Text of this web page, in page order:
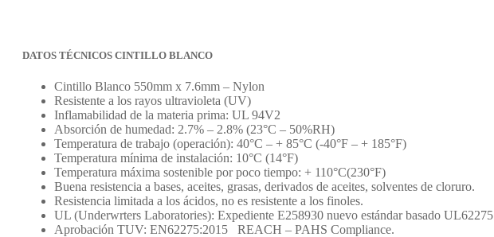
DATOS TÉCNICOS CINTILLO BLANCO
Cintillo Blanco 550mm x 7.6mm – Nylon
Resistente a los rayos ultravioleta (UV)
Inflamabilidad de la materia prima: UL 94V2
Absorción de humedad: 2.7% – 2.8% (23°C – 50%RH)
Temperatura de trabajo (operación): 40°C – + 85°C (-40°F – + 185°F)
Temperatura mínima de instalación: 10°C (14°F)
Temperatura máxima sostenible por poco tiempo: + 110°C(230°F)
Buena resistencia a bases, aceites, grasas, derivados de aceites, solventes de cloruro.
Resistencia limitada a los ácidos, no es resistente a los finoles.
UL (Underwrters Laboratories): Expediente E258930 nuevo estándar basado UL62275
Aprobación TUV: EN62275:2015 REACH – PAHS Compliance.